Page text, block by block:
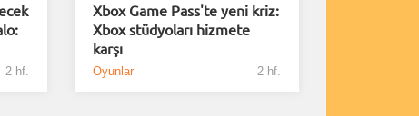
2 hf.
Xbox Game Pass'te yeni kriz:
Xbox stüdyoları hizmete
karşı
Oyunlar 2 hf.